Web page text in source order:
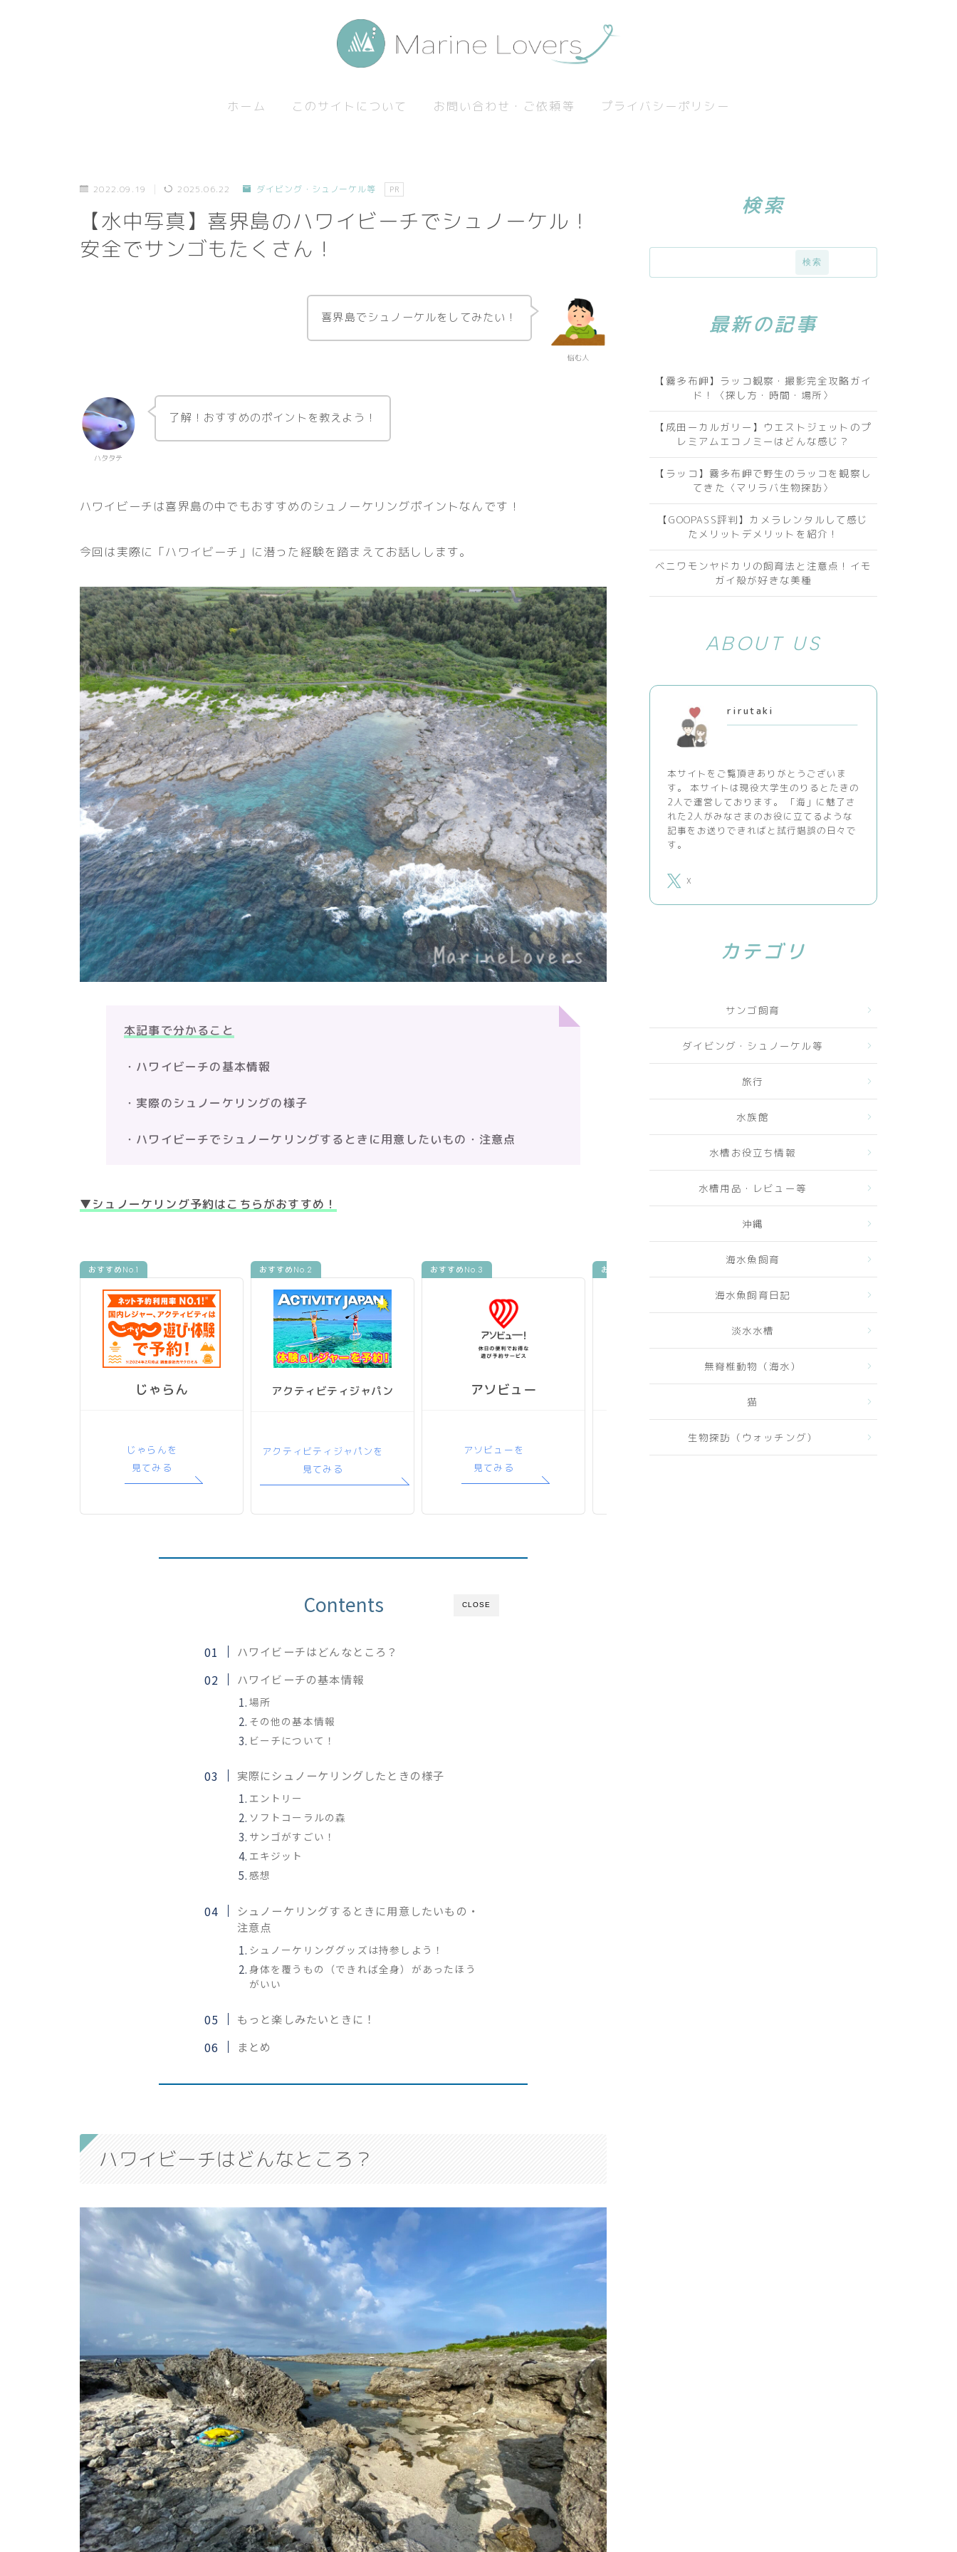
ホーム このサイトについて お問い合わせ・ご依頼等 プライバシーポリシー
2022.09.19 2025.06.22 ダイビング・シュノーケル等 PR
【水中写真】喜界島のハワイビーチでシュノーケル！
安全でサンゴもたくさん！
悩む人
喜界島でシュノーケルをしてみたい！
ハタタテ
了解！おすすめのポイントを教えよう！
ハワイビーチは喜界島の中でもおすすめのシュノーケリングポイントなんです！
今回は実際に「ハワイビーチ」に潜った経験を踏まえてお話しします。
本記事で分かること
・ハワイビーチの基本情報
・実際のシュノーケリングの様子
・ハワイビーチでシュノーケリングするときに用意したいもの・注意点
▼シュノーケリング予約はこちらがおすすめ！
おすすめNo.1
じゃらん
じゃらんを
見てみる
おすすめNo.2
アクティビティジャパン
アクティビティジャパンを
見てみる
おすすめNo.3
アソビュー
アソビューを
見てみる
おすすめNo.4
楽天トラベル
CLOSE
Contents
ハワイビーチはどんなところ？
ハワイビーチの基本情報
場所
その他の基本情報
ビーチについて！
実際にシュノーケリングしたときの様子
エントリー
ソフトコーラルの森
サンゴがすごい！
エキジット
感想
シュノーケリングするときに用意したいもの・
注意点
シュノーケリンググッズは持参しよう！
身体を覆うもの（できれば全身）があったほう
がいい
もっと楽しみたいときに！
まとめ
ハワイビーチはどんなところ？
検索
検索
最新の記事
【霧多布岬】ラッコ観察・撮影完全攻略ガイ
ド！〈探し方・時間・場所〉
【成田ーカルガリー】ウエストジェットのプ
レミアムエコノミーはどんな感じ？
【ラッコ】霧多布岬で野生のラッコを観察し
てきた〈マリラバ生物探訪〉
【GOOPASS評判】カメラレンタルして感じ
たメリットデメリットを紹介！
ベニワモンヤドカリの飼育法と注意点！イモ
ガイ殻が好きな美種
ABOUT US
rirutaki
本サイトをご覧頂きありがとうございま
す。 本サイトは現役大学生のりるとたきの
2人で運営しております。 「海」に魅了さ
れた2人がみなさまのお役に立てるような
記事をお送りできればと試行錯誤の日々で
す。
X
カテゴリ
サンゴ飼育
ダイビング・シュノーケル等
旅行
水族館
水槽お役立ち情報
水槽用品・レビュー等
沖縄
海水魚飼育
海水魚飼育日記
淡水水槽
無脊椎動物（海水）
猫
生物探訪（ウォッチング）